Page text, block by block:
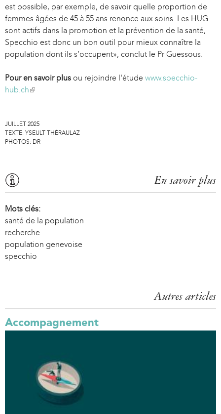
)
e
r
n
a
l
t
e
r
n
a
)
l
i
n
k
i
e
x
r
n
est possible, par exemple, de savoir quelle proportion de
femmes âgées de 45 à 55 ans renonce aux soins. Les HUG
sont actifs dans la promotion et la prévention de la santé,
Specchio est donc un bon outil pour mieux connaître la
population dont ils s’occupent», conclut le Pr Guessous.
Pour en savoir plus ou rejoindre l'étude www.specchio-
hub.ch(
n
k
t
e
r
n
a
l
JUILLET 2025
TEXTE: YSEULT THÉRAULAZ
PHOTOS: DR
En savoir plus
Mots clés:
santé de la population
recherche
population genevoise
specchio
Autres articles
Accompagnement